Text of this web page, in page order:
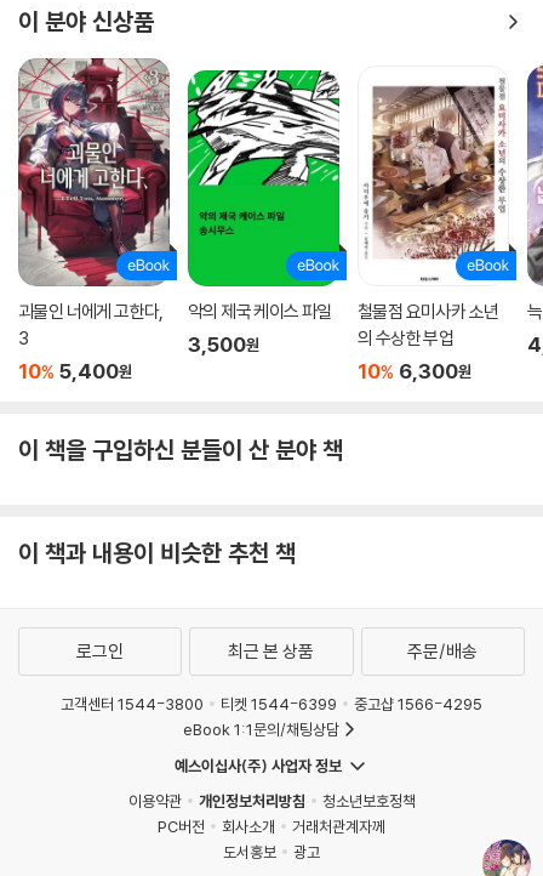
이 분야 신상품
괴물인 너에게 고한다,
3
10% 5,400원
악의 제국 케이스 파일
3,500원
철물점 요미사카 소년
의 수상한 부업
10% 6,300원
이 책을 구입하신 분들이 산 분야 책
이 책과 내용이 비슷한 추천 책
로그인 최근 본 상품 주문/배송
고객센터 1544-3800 티켓 1544-6399
중고샵 1566-4295
eBook 1:1문의/채팅상담
예스이십사(주) 사업자 정보
이용약관
개인정보처리방침
청소년보호정책
PC버전
회사소개
거래처관계자께
도서홍보
광고